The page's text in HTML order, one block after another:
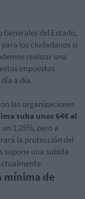
del Estado,
los ciudadanos si
realizar una
impuestos
a día.
las organizaciones
suba unos 64€ al
1,25%, pero a
la protección del
supone una subida
mínima de